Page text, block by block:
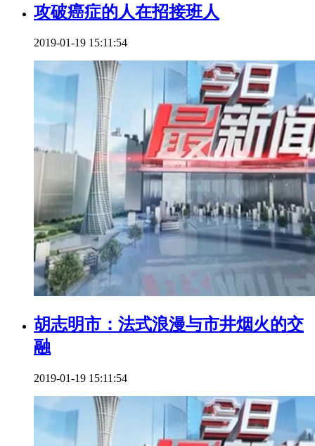
攻破癌症的人在招接班人
2019-01-19 15:11:54
胡志明市：法式浪漫与市井烟火的交
融
2019-01-19 15:11:54